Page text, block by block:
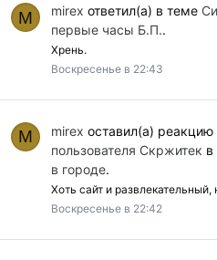
M mirex ответил(а) в теме
первые часы Б.П..
Хрень.
Воскресенье в 22:43
M mirex оставил(а) реакцию
пользователя Скржитек в
в городе.
Хоть сайт и
Воскресенье в 22:42